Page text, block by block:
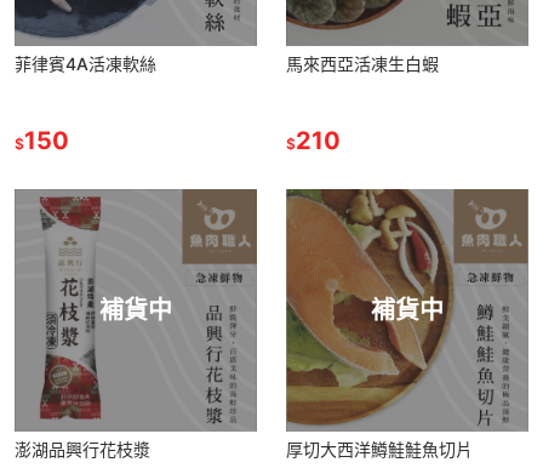
菲律賓4A活凍軟絲
$150
馬來西亞活凍生白蝦
$210
補貨中
澎湖品興行花枝漿
補貨中
厚切大西洋鱒鮭鮭魚切片